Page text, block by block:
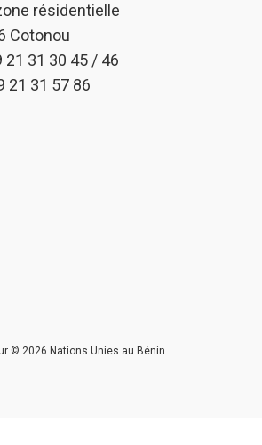
résidentielle
Cotonou
21 31 30 45 / 46
21 31 57 86
© 2026 Nations Unies au Bénin